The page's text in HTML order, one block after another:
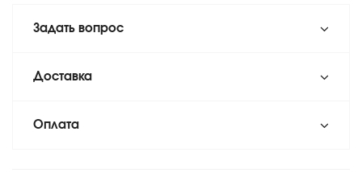
Задать вопрос
Доставка
Оплата